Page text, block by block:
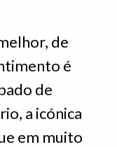
de
é
de
a icónica
em muito